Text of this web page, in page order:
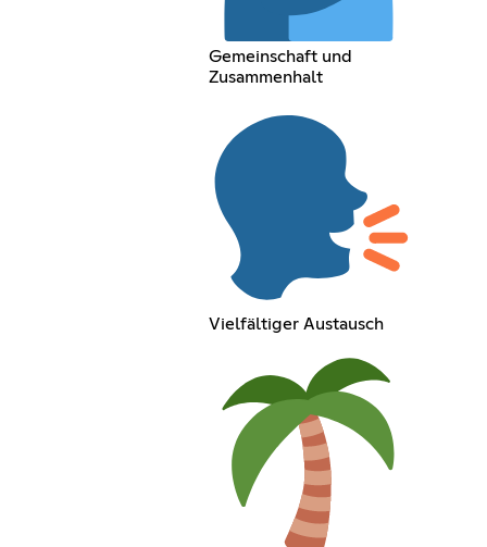
Gemeinschaft und
Zusammenhalt
Vielfältiger Austausch